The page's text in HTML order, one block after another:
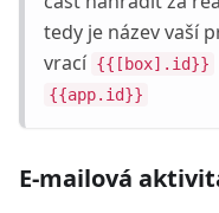
tedy je název vaší
vrací {{[box].id}}
{{app.id}}
E-mailová